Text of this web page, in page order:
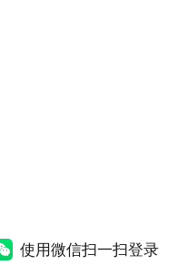
使用微信扫一扫登录